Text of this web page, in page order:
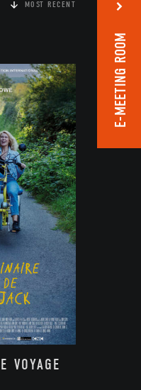
MOST RECENT
VOYAGE
E-MEETING ROOM